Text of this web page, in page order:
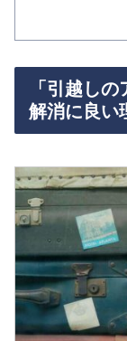
「引越し
解消に良い